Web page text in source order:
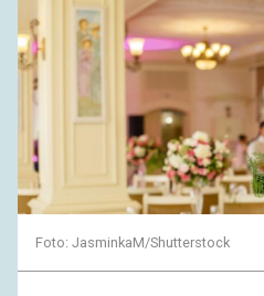
Foto: JasminkaM/Shutterstock